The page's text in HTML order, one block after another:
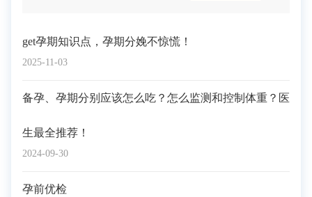
2025-11-03
get孕期知识点，孕期分娩不惊慌！
2024-09-30
备孕、孕期分别应该怎么吃？怎么监测和控制体重？医
生最全推荐！
孕前优检